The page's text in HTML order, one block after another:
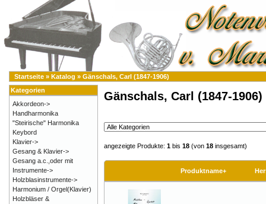
Startseite » Katalog » Gänschals, Carl (1847-1906)
Gänschals, Carl (1847-1906)
angezeigte Produkte: 1 bis 18 (von 18 insgesamt)
Produktname+
Kategorien
Akkordeon->
Handharmonika
"Steirische" Harmonika
Keybord
Klavier->
Gesang & Klavier->
Gesang a.c.,oder mit
Instrumente->
Holzblasinstrumente->
Harmonium / Orgel(Klavier)
Holzbläser &